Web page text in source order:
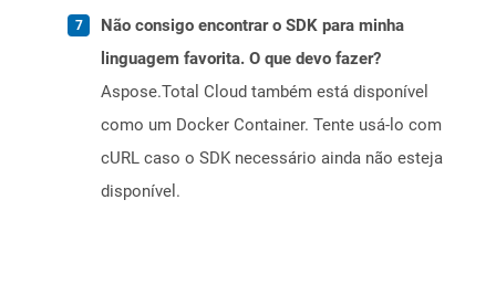
Não consigo encontrar o SDK para minha
linguagem favorita. O que devo fazer?
Aspose.Total Cloud também está disponível
como um Docker Container. Tente usá-lo com
cURL caso o SDK necessário ainda não esteja
disponível.